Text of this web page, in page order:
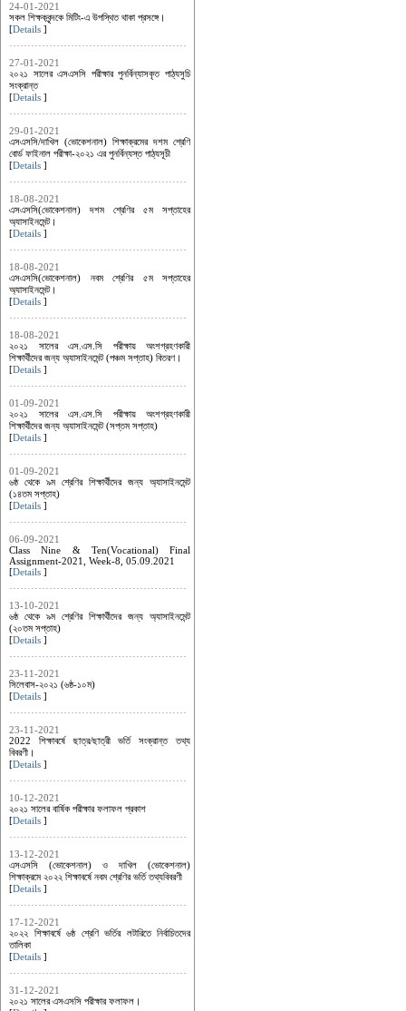
24-01-2021
সকল শিক্ষকবৃন্দকে মিটিং-এ উপস্থিত থাকা প্রসঙ্গে।
[Details ]
27-01-2021
২০২১ সালের এসএসসি পরীক্ষার পুনর্বিন্যাসকৃত পাঠ্যসুচি
সংক্রান্ত
[Details ]
29-01-2021
এসএসসি/দাখিল (ভোকেশনাল) শিক্ষাক্রমের দশম শ্রেণি
বোর্ড ফাইনাল পরীক্ষা-২০২১ এর পুনর্বিন্যস্ত পাঠ্যসূচী
[Details ]
18-08-2021
এসএসসি(ভোকেশনাল) দশম শ্রেণির ৫ম সপ্তাহের
অ্যাসাইনমেন্ট।
[Details ]
18-08-2021
এসএসসি(ভোকেশনাল) নবম শ্রেণির ৫ম সপ্তাহের
অ্যাসাইনমেন্ট।
[Details ]
18-08-2021
২০২১ সালের এস.এস.সি পরীক্ষায় অংশগ্রহণকারী
শিক্ষার্থীদের জন্য অ্যাসাইনমেন্ট (পঞ্চম সপ্তাহ) বিতরণ।
[Details ]
01-09-2021
২০২১ সালের এস.এস.সি পরীক্ষায় অংশগ্রহণকারী
শিক্ষার্থীদের জন্য অ্যাসাইনমেন্ট (সপ্তম সপ্তাহ)
[Details ]
01-09-2021
৬ষ্ঠ থেকে ৯ম শ্রেণির শিক্ষার্থীদের জন্য অ্যাসাইনমেন্ট
(১৪তম সপ্তাহ)
[Details ]
06-09-2021
Class Nine & Ten(Vocational) Final
Assignment-2021, Week-8, 05.09.2021
[Details ]
13-10-2021
৬ষ্ঠ থেকে ৯ম শ্রেণির শিক্ষার্থীদের জন্য অ্যাসাইনমেন্ট
(২০তম সপ্তাহ)
[Details ]
23-11-2021
সিলেবাস-২০২১ (৬ষ্ঠ-১০ম)
[Details ]
23-11-2021
2022 শিক্ষাবর্ষে ছাত্র/ছাত্রী ভর্তি সংক্রান্ত তথ্য
বিবরণী।
[Details ]
10-12-2021
২০২১ সালের বার্ষিক পরীক্ষার ফলাফল প্রকাশ
[Details ]
13-12-2021
এসএসসি (ভোকেশনাল) ও দাখিল (ভোকেশনাল)
শিক্ষাক্রমে ২০২২ শিক্ষাবর্ষে নবম শ্রেণির ভর্তি তথ্যবিবরণী
[Details ]
17-12-2021
২০২২ শিক্ষাবর্ষে ৬ষ্ঠ শ্রেণি ভর্তির লটারিতে নির্বাচিতদের
তালিকা
[Details ]
31-12-2021
২০২১ সালের এসএসসি পরীক্ষার ফলাফল।